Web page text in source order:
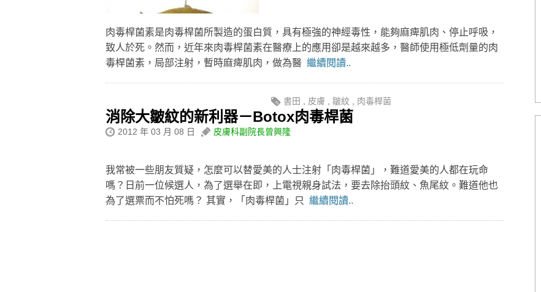
肉毒桿菌素是肉毒桿菌所製造的蛋白質，具有極強的神經毒性，能夠麻痺肌肉、停止呼吸，
致人於死。然而，近年來肉毒桿菌素在醫療上的應用卻是越來越多，醫師使用極低劑量的肉
毒桿菌素，局部注射，暫時麻痺肌肉，做為醫 繼續閱讀..
書田 皮膚 皺紋 肉毒桿菌
消除大皺紋的新利器－Botox肉毒桿菌
2012 年 03 月 08 日 皮膚科副院長曾興隆
我常被一些朋友質疑，怎麼可以替愛美的人士注射「肉毒桿菌」，難道愛美的人都在玩命
嗎？日前一位候選人，為了選舉在即，上電視親身試法，要去除抬頭紋、魚尾紋。難道他也
為了選票而不怕死嗎？ 其實，「肉毒桿菌」只 繼續閱讀..